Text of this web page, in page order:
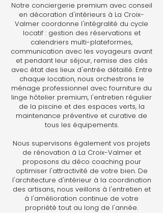
Notre conciergerie premium avec conseil
en décoration d'intérieurs à La Croix-
Valmer coordonne l'intégralité du cycle
locatif : gestion des réservations et
calendriers multi-plateformes,
communication avec les voyageurs avant
et pendant leur séjour, remise des clés
avec état des lieux d'entrée détaillé. Entre
chaque location, nous orchestrons le
ménage professionnel avec fourniture du
linge hôtelier premium, l'entretien régulier
de la piscine et des espaces verts, la
maintenance préventive et curative de
tous les équipements.
Nous supervisons également vos projets
de rénovation à La Croix-Valmer et
proposons du déco coaching pour
optimiser l'attractivité de votre bien. De
l'architecture d'intérieur à la coordination
des artisans, nous veillons à l'entretien et
à l'amélioration continue de votre
propriété tout au long de l'année.